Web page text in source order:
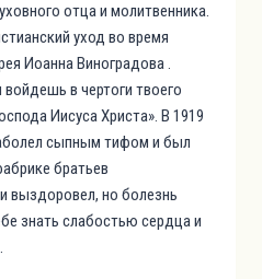
отца и молитвенника.
уход во время
Иоанна Виноградова .
в чертоги твоего
Иисуса Христа». В 1919
сыпным тифом и был
братьев
выздоровел, но болезнь
знать слабостью сердца и